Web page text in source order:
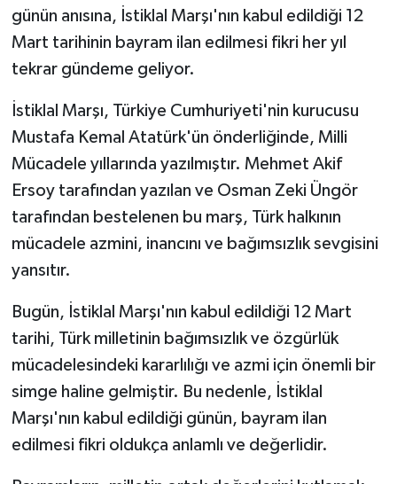
günün anısına, İstiklal Marşı'nın kabul edildiği 12
Mart tarihinin bayram ilan edilmesi fikri her yıl
tekrar gündeme geliyor.
İstiklal Marşı, Türkiye Cumhuriyeti'nin kurucusu
Mustafa Kemal Atatürk'ün önderliğinde, Milli
Mücadele yıllarında yazılmıştır. Mehmet Akif
Ersoy tarafından yazılan ve Osman Zeki Üngör
tarafından bestelenen bu marş, Türk halkının
mücadele azmini, inancını ve bağımsızlık sevgisini
yansıtır.
Bugün, İstiklal Marşı'nın kabul edildiği 12 Mart
tarihi, Türk milletinin bağımsızlık ve özgürlük
mücadelesindeki kararlılığı ve azmi için önemli bir
simge haline gelmiştir. Bu nedenle, İstiklal
Marşı'nın kabul edildiği günün, bayram ilan
edilmesi fikri oldukça anlamlı ve değerlidir.
Haberde İnsan
Kültür-Sanat
Magazin
Politika
Sağlık
Spor